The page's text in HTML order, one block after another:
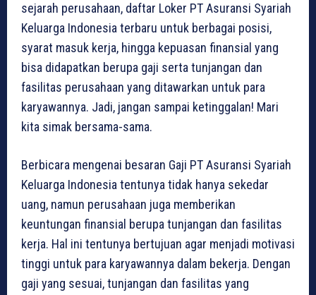
sejarah perusahaan, daftar Loker PT Asuransi Syariah
Keluarga Indonesia terbaru untuk berbagai posisi,
syarat masuk kerja, hingga kepuasan finansial yang
bisa didapatkan berupa gaji serta tunjangan dan
fasilitas perusahaan yang ditawarkan untuk para
karyawannya. Jadi, jangan sampai ketinggalan! Mari
kita simak bersama-sama.
Berbicara mengenai besaran Gaji PT Asuransi Syariah
Keluarga Indonesia tentunya tidak hanya sekedar
uang, namun perusahaan juga memberikan
keuntungan finansial berupa tunjangan dan fasilitas
kerja. Hal ini tentunya bertujuan agar menjadi motivasi
tinggi untuk para karyawannya dalam bekerja. Dengan
gaji yang sesuai, tunjangan dan fasilitas yang